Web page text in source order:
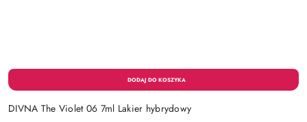
DIVNA The Violet 06 7ml Lakier hybrydowy